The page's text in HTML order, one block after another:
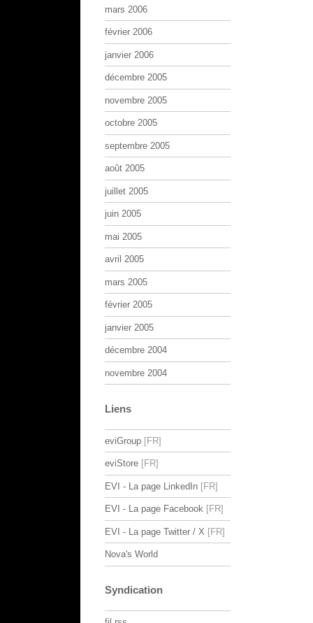
mars 2006
février 2006
janvier 2006
décembre 2005
novembre 2005
octobre 2005
septembre 2005
août 2005
juillet 2005
juin 2005
mai 2005
avril 2005
mars 2005
février 2005
janvier 2005
décembre 2004
novembre 2004
Liens
eviGroup
eviStore
EVI - La page LinkedIn
EVI - La page Facebook
EVI - La page Twitter / X
Nova's World
Syndication